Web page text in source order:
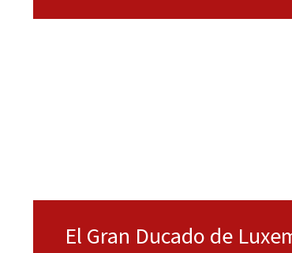
El Gran Ducado de